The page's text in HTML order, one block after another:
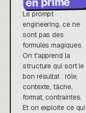
Le prompt
engineering, ce ne
sont pas des
formules magiques.
On t'apprend la
structure qui sort le
bon résultat : rôle,
contexte, tâche,
format, contraintes.
Et on exploite ce qui